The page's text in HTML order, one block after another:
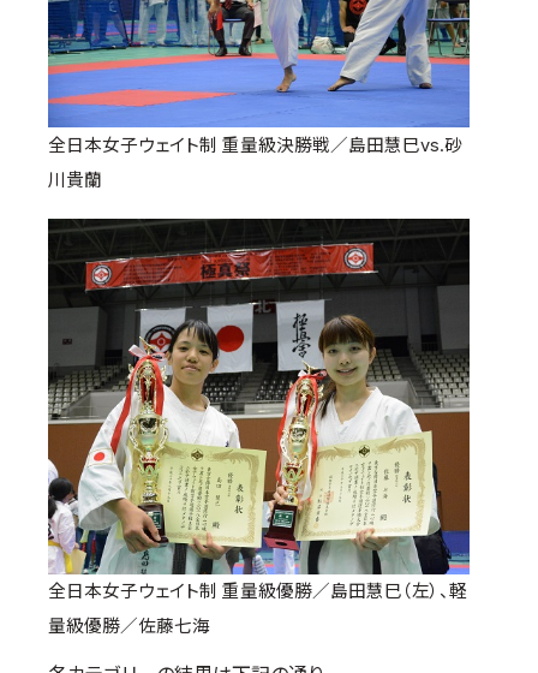
全日本女子ウェイト制 重量級決勝戦／島田慧巳vs.砂
川貴蘭
全日本女子ウェイト制 重量級優勝／島田慧巳（左）、軽
量級優勝／佐藤七海